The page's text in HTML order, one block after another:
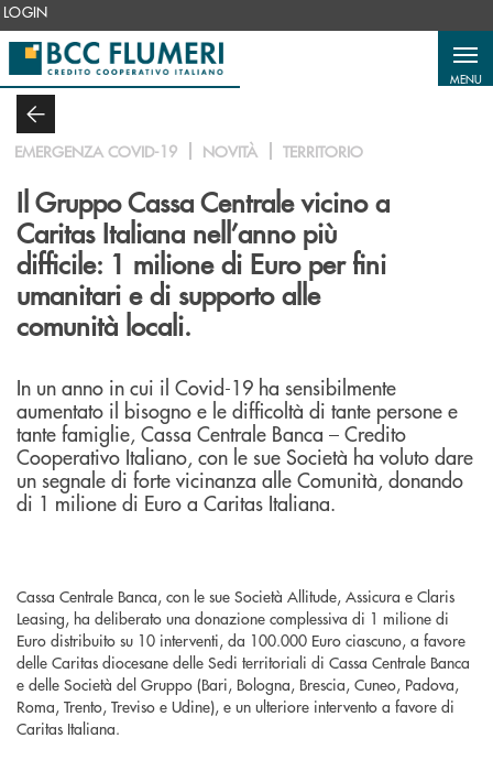
Salta al contenuto principale
LOGIN
MENU
EMERGENZA COVID-19 NOVITÀ TERRITORIO
Il Gruppo Cassa Centrale vicino a
Caritas Italiana nell’anno più
difficile: 1 milione di Euro per fini
umanitari e di supporto alle
comunità locali.
In un anno in cui il Covid-19 ha sensibilmente
aumentato il bisogno e le difficoltà di tante persone e
tante famiglie, Cassa Centrale Banca – Credito
Cooperativo Italiano, con le sue Società ha voluto dare
un segnale di forte vicinanza alle Comunità, donando
di 1 milione di Euro a Caritas Italiana.
Cassa Centrale Banca, con le sue Società Allitude, Assicura e Claris
Leasing, ha deliberato una donazione complessiva di 1 milione di
Euro distribuito su 10 interventi, da 100.000 Euro ciascuno, a favore
delle Caritas diocesane delle Sedi territoriali di Cassa Centrale Banca
e delle Società del Gruppo (Bari, Bologna, Brescia, Cuneo, Padova,
Roma, Trento, Treviso e Udine), e un ulteriore intervento a favore di
Caritas Italiana.